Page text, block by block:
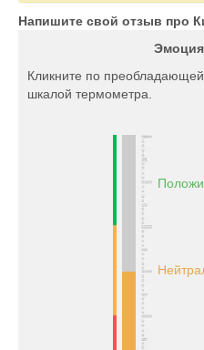
Напишите свой отзыв про
Кликните по
шкалой термометра.